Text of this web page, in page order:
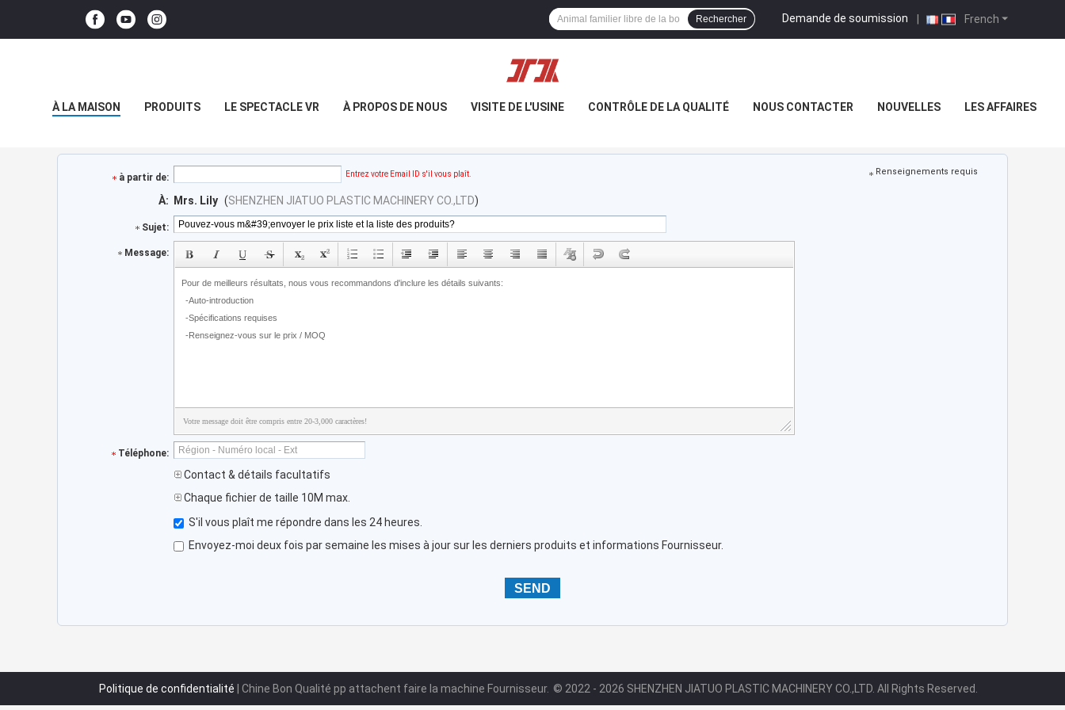
French
Demande de soumission |
Rechercher
À LA MAISON PRODUITS LE SPECTACLE VR À PROPOS DE NOUS VISITE DE L'USINE CONTRÔLE DE LA QUALITÉ NOUS CONTACTER NOUVELLES LES AFFAIRES
à partir de: Entrez votre Email ID s'il vous plaît. Renseignements requis
À: Mrs. Lily (SHENZHEN JIATUO PLASTIC MACHINERY CO.,LTD)
Sujet:
Message:
Votre message doit être compris entre 20-3,000 caractères!
Téléphone:
Contact & détails facultatifs
Chaque fichier de taille 10M max.
S'il vous plaît me répondre dans les 24 heures.
Envoyez-moi deux fois par semaine les mises à jour sur les derniers produits et informations Fournisseur.
Politique de confidentialité | Chine Bon Qualité pp attachent faire la machine Fournisseur. © 2022 - 2026 SHENZHEN JIATUO PLASTIC MACHINERY CO.,LTD. All Rights Reserved.